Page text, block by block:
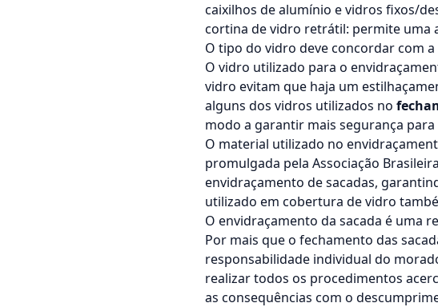
caixilhos de alumínio e vidros fixos/
cortina de vidro retrátil: permite uma
O tipo do vidro deve concordar com
O vidro utilizado para o
vidro evitam que haja um
alguns dos vidros utilizados no
modo a garantir mais segurança
O material utilizado no
promulgada pela Associação
envidraçamento de sacadas,
utilizado em cobertura de vidro
O envidraçamento da sacada é uma
Por mais que o fechamento das
responsabilidade individual do
realizar todos os procedimentos
as consequências com o